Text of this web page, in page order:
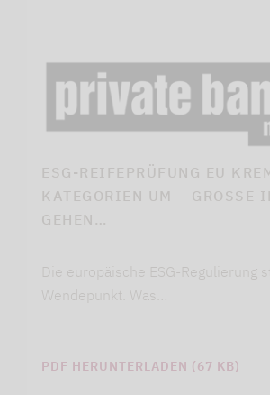
ESG-REIFEPRÜFUNG EU
KATEGORIEN UM – GROSSE
EHEN…
Die europäische ESG-Regulierung
Wendepunkt. Was…
PDF HERUNTERLADEN (67 KB)